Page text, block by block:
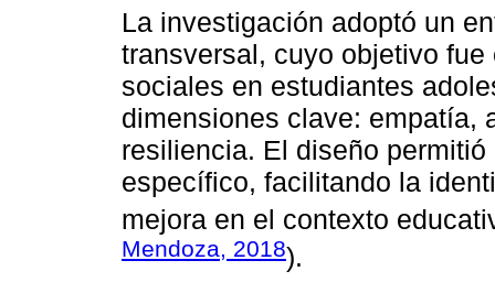
La investigación adoptó un
transversal, cuyo objetivo
sociales en estudiantes
dimensiones clave: empatía,
resiliencia. El diseño
específico, facilitando la
mejora en el contexto
Mendoza, 2018).